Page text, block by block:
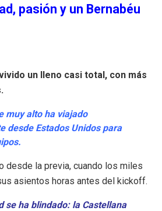
pasión y un Bernabéu
un lleno casi total, con más
muy alto ha viajado
desde Estados Unidos para
desde la previa, cuando los miles
asientos horas antes del kickoff.
se ha blindado: la Castellana